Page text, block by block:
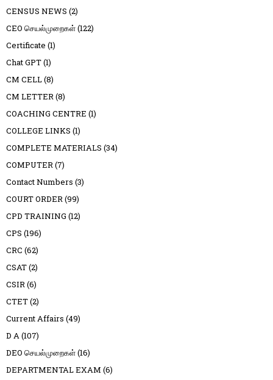
CENSUS NEWS (2)
CEO செயல்முறைகள்(122)
Certificate (1)
Chat GPT(1)
CM CELL(8)
CM LETTER(8)
COACHING CENTRE (1)
COLLEGE LINKS (1)
COMPLETE MATERIALS (34)
COMPUTER(7)
Contact Numbers (3)
COURT ORDER(99)
CPD TRAINING (12)
CPS (196)
CRC (62)
CSAT(2)
CSIR(6)
CTET(2)
Current Affairs (49)
D A(107)
DEO செயல்முறைகள்(16)
DEPARTMENTAL EXAM (6)